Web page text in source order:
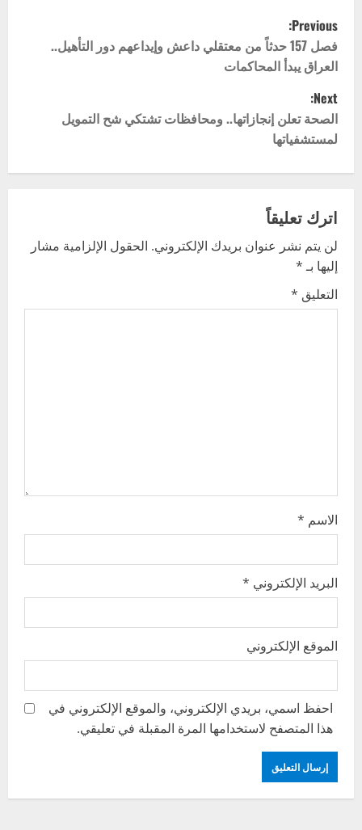
P
o
s
t
n
v
i
g
Previous:
فصل 157 حدثاً من معتقلي داعش وإيداعهم دور التأهيل..
العراق يبدأ المحاكمات
Next:
الصحة تعلن إنجازاتها.. ومحافظات تشتكي شح التمويل
لمستشفياتها
اترك تعليقاً
لن يتم نشر عنوان بريدك الإلكتروني. الحقول الإلزامية مشار
إليها بـ*
التعليق *
الاسم *
البريد الإلكتروني *
الموقع الإلكتروني
احفظ اسمي، بريدي الإلكتروني، والموقع الإلكتروني في
هذا المتصفح لاستخدامها المرة المقبلة في تعليقي.